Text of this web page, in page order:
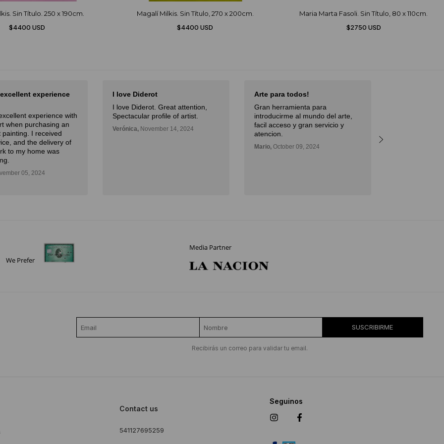
Sin Título. 250 x 190cm.
$4400 USD
Magalí Milkis. Sin Título, 270 x 200cm.
$4400 USD
Maria Marta Fasoli. Sin Título, 80 x 110cm.
$2750 USD
experience
experience with
when purchasing an
painting. I received
and the delivery of
to my home was
05, 2024
I love Diderot
I love Diderot. Great attention,
Spectacular profile of artist.
Verónica, November 14, 2024
Arte para todos!
Gran herramienta para
introducirme al mundo del arte,
facil acceso y gran servicio y
atencion.
Mario, October 09, 2024
We Prefer
Media Partner
SUSCRIBIRME
Recibirás un correo para validar tu email.
Contact us
541127695259
Seguinos